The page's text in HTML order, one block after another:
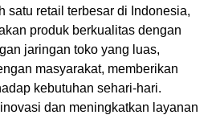
satu retail terbesar di Indonesia,
produk berkualitas dengan
jaringan toko yang luas,
masyarakat, memberikan
kebutuhan sehari-hari.
dan meningkatkan layanan